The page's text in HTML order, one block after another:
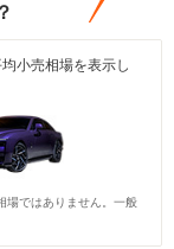
小売相場を表示し
場ではありません。一般